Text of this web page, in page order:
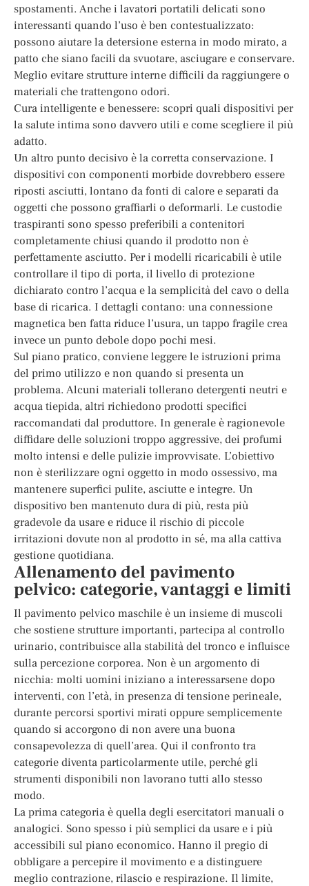
spostamenti. Anche i lavatori portatili delicati sono
interessanti quando l’uso è ben contestualizzato:
possono aiutare la detersione esterna in modo mirato, a
patto che siano facili da svuotare, asciugare e conservare.
Meglio evitare strutture interne difficili da raggiungere o
materiali che trattengono odori.
Cura intelligente e benessere: scopri quali dispositivi per
la salute intima sono davvero utili e come scegliere il più
adatto.
Un altro punto decisivo è la corretta conservazione. I
dispositivi con componenti morbide dovrebbero essere
riposti asciutti, lontano da fonti di calore e separati da
oggetti che possono graffiarli o deformarli. Le custodie
traspiranti sono spesso preferibili a contenitori
completamente chiusi quando il prodotto non è
perfettamente asciutto. Per i modelli ricaricabili è utile
controllare il tipo di porta, il livello di protezione
dichiarato contro l’acqua e la semplicità del cavo o della
base di ricarica. I dettagli contano: una connessione
magnetica ben fatta riduce l’usura, un tappo fragile crea
invece un punto debole dopo pochi mesi.
Sul piano pratico, conviene leggere le istruzioni prima
del primo utilizzo e non quando si presenta un
problema. Alcuni materiali tollerano detergenti neutri e
acqua tiepida, altri richiedono prodotti specifici
raccomandati dal produttore. In generale è ragionevole
diffidare delle soluzioni troppo aggressive, dei profumi
molto intensi e delle pulizie improvvisate. L’obiettivo
non è sterilizzare ogni oggetto in modo ossessivo, ma
mantenere superfici pulite, asciutte e integre. Un
dispositivo ben mantenuto dura di più, resta più
gradevole da usare e riduce il rischio di piccole
irritazioni dovute non al prodotto in sé, ma alla cattiva
gestione quotidiana.
Allenamento del pavimento
pelvico: categorie, vantaggi e limiti
Il pavimento pelvico maschile è un insieme di muscoli
che sostiene strutture importanti, partecipa al controllo
urinario, contribuisce alla stabilità del tronco e influisce
sulla percezione corporea. Non è un argomento di
nicchia: molti uomini iniziano a interessarsene dopo
interventi, con l’età, in presenza di tensione perineale,
durante percorsi sportivi mirati oppure semplicemente
quando si accorgono di non avere una buona
consapevolezza di quell’area. Qui il confronto tra
categorie diventa particolarmente utile, perché gli
strumenti disponibili non lavorano tutti allo stesso
modo.
La prima categoria è quella degli esercitatori manuali o
analogici. Sono spesso i più semplici da usare e i più
accessibili sul piano economico. Hanno il pregio di
obbligare a percepire il movimento e a distinguere
meglio contrazione, rilascio e respirazione. Il limite,